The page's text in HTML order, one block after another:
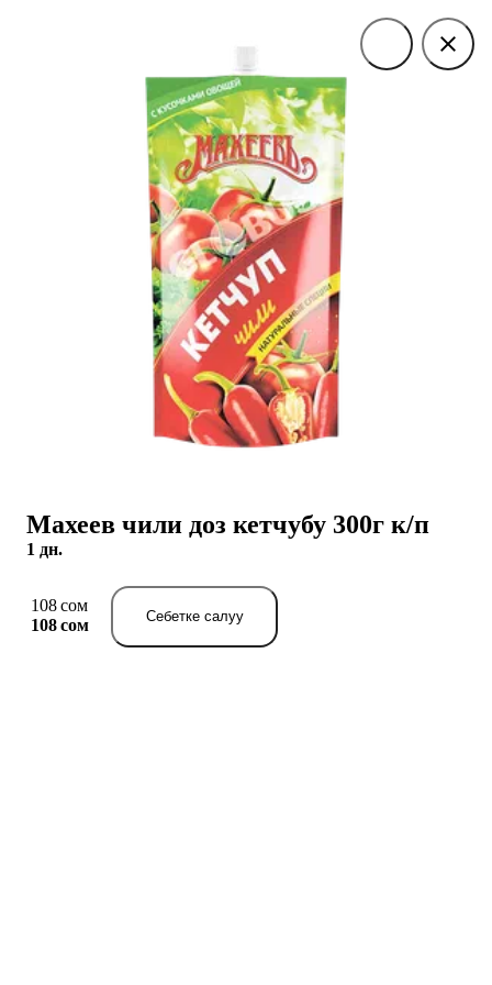
Махеев чили доз кетчубу 300г к/п
1 дн.
108 сом
108 сом
Себетке салуу